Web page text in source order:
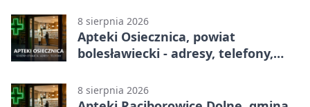
8 sierpnia 2026
Apteki Osiecznica, powiat
bolesławiecki - adresy, telefony,
8 sierpnia 2026